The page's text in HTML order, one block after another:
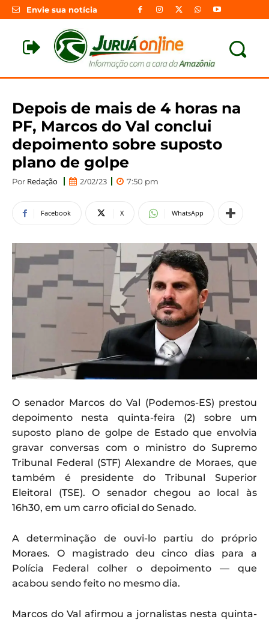
Envie sua notícia
Depois de mais de 4 horas na
PF, Marcos do Val conclui
depoimento sobre suposto
plano de golpe
Por Redação 2/02/23 7:50 pm
Facebook X WhatsApp
O senador Marcos do Val (Podemos-ES) prestou
depoimento nesta quinta-feira (2) sobre um
suposto plano de golpe de Estado que envolvia
gravar conversas com o ministro do Supremo
Tribunal Federal (STF) Alexandre de Moraes, que
também é presidente do Tribunal Superior
Eleitoral (TSE). O senador chegou ao local às
16h30, em um carro oficial do Senado.
A determinação de ouvi-lo partiu do próprio
Moraes. O magistrado deu cinco dias para a
Polícia Federal colher o depoimento — que
acabou sendo feito no mesmo dia.
Marcos do Val afirmou a jornalistas nesta quinta-